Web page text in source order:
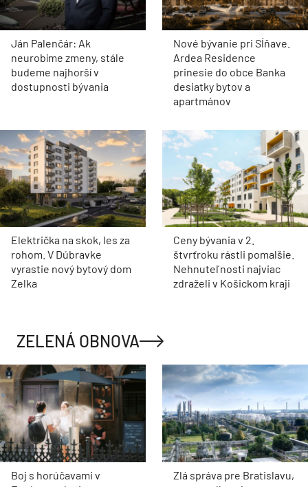
Ján Palenčár: Ak
neurobíme zmeny, stále
budeme najhorší v
dostupnosti bývania
Nové bývanie pri Sĺňave.
Ardea Residence
prinesie do obce Banka
desiatky bytov a
apartmánov
Električka na skok, les za
rohom. V Dúbravke
vyrastie nový bytový dom
Zelka
Ceny bývania v 2.
štvrťroku rástli pomalšie.
Nehnuteľnosti najviac
zdraželi v Košickom kraji
ZELENÁ OBNOVA
Boj s horúčavami v
Zlá správa pre Bratislavu,